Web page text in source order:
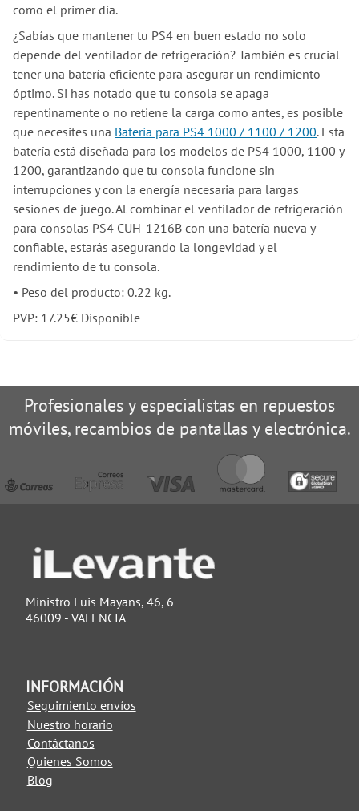
como el primer día.
¿Sabías que mantener tu PS4 en buen estado no solo
depende del ventilador de refrigeración? También es crucial
tener una batería eficiente para asegurar un rendimiento
óptimo. Si has notado que tu consola se apaga
repentinamente o no retiene la carga como antes, es posible
que necesites una Batería para PS4 1000 / 1100 / 1200. Esta
batería está diseñada para los modelos de PS4 1000, 1100 y
1200, garantizando que tu consola funcione sin
interrupciones y con la energía necesaria para largas
sesiones de juego. Al combinar el ventilador de refrigeración
para consolas PS4 CUH-1216B con una batería nueva y
confiable, estarás asegurando la longevidad y el
rendimiento de tu consola.
• Peso del producto: 0.22 kg.
PVP: 17.25€ Disponible
Profesionales y especialistas en repuestos
móviles, recambios de pantallas y electrónica.
Ministro Luis Mayans, 46, 6
46009 - VALENCIA
INFORMACIÓN
Seguimiento envíos
Nuestro horario
Contáctanos
Quienes Somos
Blog